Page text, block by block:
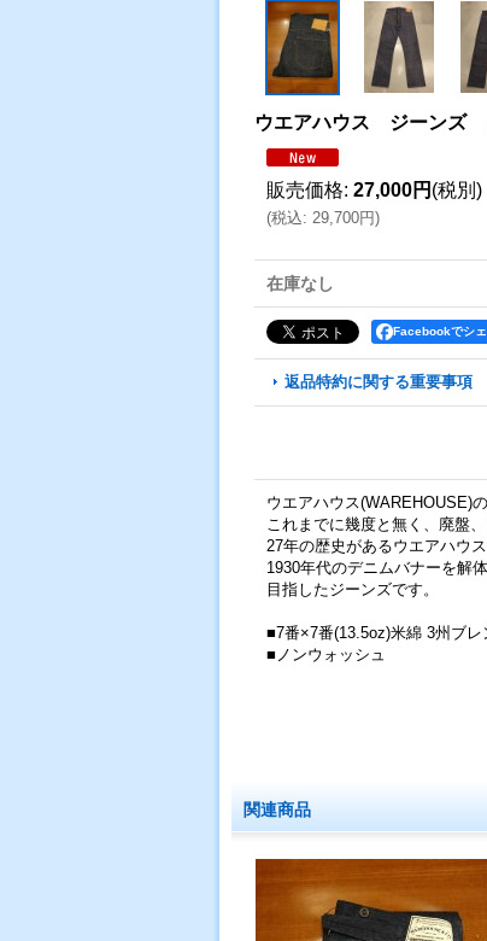
ウエアハウス ジーンズ
販売価格: 27,000円 (税別)
(税込: 29,700円)
在庫なし
Facebookでシ
返品特約に関する重要事項
ウエアハウス(WAREHOUSE)
これまでに幾度と無く、廃盤
27年の歴史があるウエアハウ
1930年代のデニムバナーを解
目指したジーンズです。
■7番×7番(13.5oz)米綿 3州ブレ
■ノンウォッシュ
関連商品